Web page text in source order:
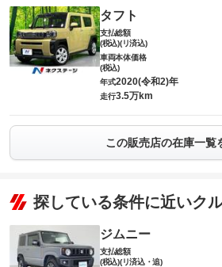
タフト
支払総額
(税込)(リ済込)
車両本体価格
(税込)
年式2020(令和2)年
走行3.5万km
この販売店の在庫一覧
探している条件に近いク
ジムニー
支払総額
(税込)(リ済込・追)